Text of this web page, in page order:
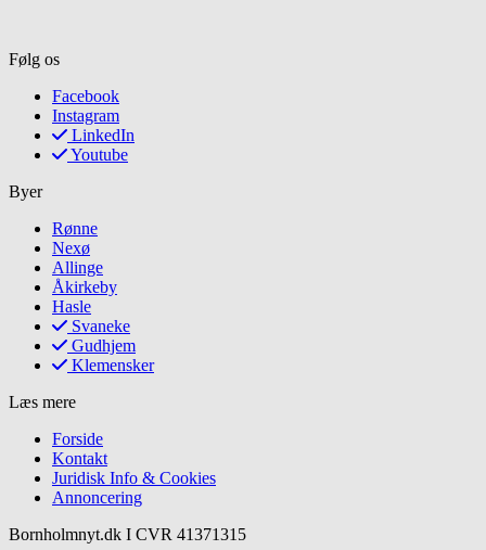
Følg os
Facebook
Instagram
LinkedIn
Youtube
Byer
Rønne
Nexø
Allinge
Åkirkeby
Hasle
Svaneke
Gudhjem
Klemensker
Læs mere
Forside
Kontakt
Juridisk Info & Cookies​
Annoncering
Bornholmnyt.dk I CVR 41371315